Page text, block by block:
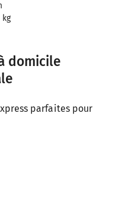
kg
domicile
parfaites pour